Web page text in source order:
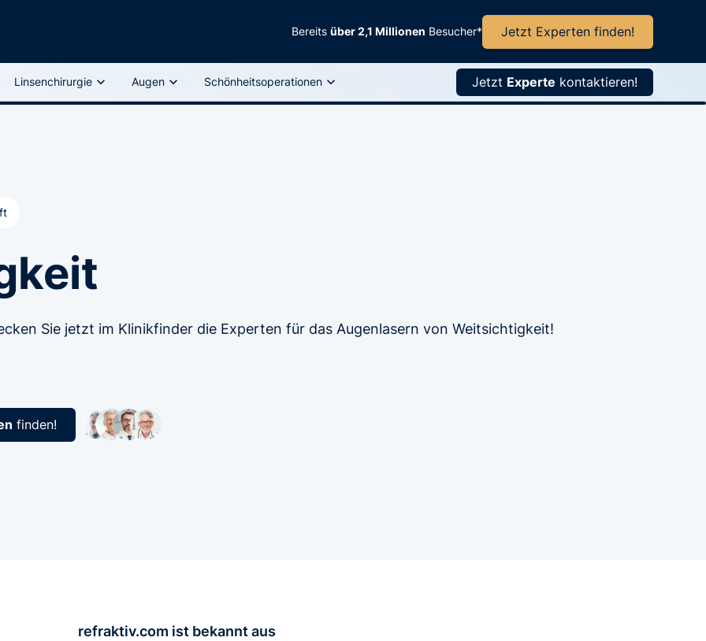
Bereits über 2,1 Millionen Besucher* Jetzt Experten finden!
Linsenchirurgie Augen Schönheitsoperationen Jetzt Experte kontaktieren!
Sie jetzt im Klinikfinder die Experten für das Augenlasern von Weitsichtigkeit!
finden!
refraktiv.com ist bekannt aus